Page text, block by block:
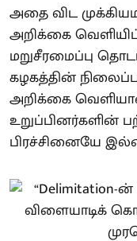
அதை விட
அறிக்கை
மறுசீரமைப்பு
கழகத்தின்
அறிக்கை
உறுப்பினர்களின்
பிரச்சினையே